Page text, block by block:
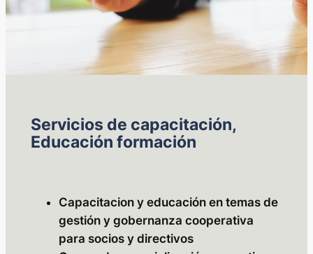
Servicios de capacitación,
Educación formación
Capacitacion y educación en temas de
gestión y gobernanza cooperativa
para socios y directivos